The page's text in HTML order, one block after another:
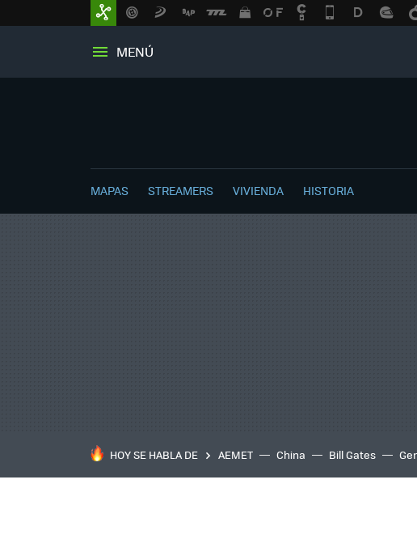
MENÚ
MAPAS STREAMERS VIVIENDA HISTORIA
HOY SE HABLA DE AEMET China Bill Gates